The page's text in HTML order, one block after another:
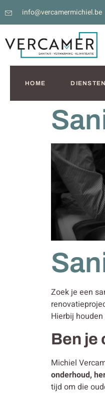
info@vercamermichiel.be
HOME DIENSTEN
Zoek je een
Hierbij
Ben je
Michiel
onderhoud,
tijd om die